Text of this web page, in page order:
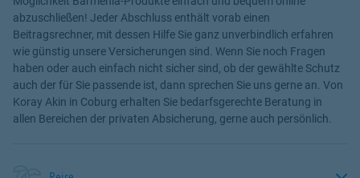
abzuschließen! Jeder Abschluss enthält vorab einen
Beitragsrechner, mit dessen Hilfe Sie ganz unverbindlich erfahren
wie günstig unsere Versicherungen sind. Wenn Sie noch Fragen
haben oder auch einfach nicht sicher sind, ob der gewählte Schutz
auch der für Sie passende ist, dann sprechen Sie uns gerne an. Von
Koray Akin in Coburg erhalten Sie bedarfsgerechte Beratung in
allen Bereichen der privaten Absicherung, gerne auch persönlich.